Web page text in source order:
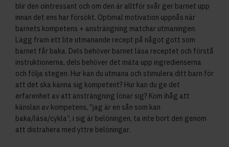
blir den ointressant och om den är alltför svår ger barnet upp
innan det ens har försökt. Optimal motivation uppnås när
barnets kompetens + ansträngning matchar utmaningen.
Lägg fram ett lite utmanande recept på något gott som
barnet får baka. Dels behöver barnet läsa receptet och förstå
instruktionerna, dels behöver det mäta upp ingredienserna
och följa stegen. Hur kan du utmana och stimulera ditt barn för
att det ska känna sig kompetent? Hur kan du ge det
erfarenhet av att ansträngning lönar sig? Kom ihåg att
känslan av kompetens, ”jag är en sån som kan
baka/läsa/cykla”, i sig är belöningen, ta inte bort den genom
att distrahera med yttre belöningar.